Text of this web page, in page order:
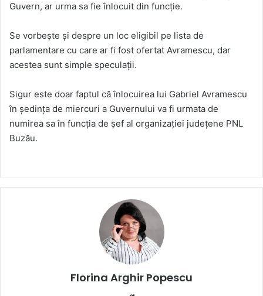
Guvern, ar urma sa fie înlocuit din funcție.
Se vorbește și despre un loc eligibil pe lista de
parlamentare cu care ar fi fost ofertat Avramescu, dar
acestea sunt simple speculații.
Sigur este doar faptul că înlocuirea lui Gabriel Avramescu
în ședința de miercuri a Guvernului va fi urmata de
numirea sa în funcția de șef al organizației județene PNL
Buzău.
Florina Arghir Popescu